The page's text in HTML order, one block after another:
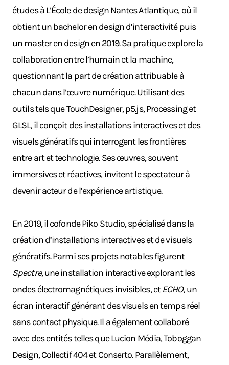
études à L’École de design Nantes Atlantique, où il
obtient un bachelor en design d’interactivité puis
un master en design en 2019. Sa pratique explore la
collaboration entre l’humain et la machine,
questionnant la part de création attribuable à
chacun dans l’œuvre numérique. Utilisant des
outils tels que TouchDesigner, p5.js, Processing et
GLSL, il conçoit des installations interactives et des
visuels génératifs qui interrogent les frontières
entre art et technologie. Ses œuvres, souvent
immersives et réactives, invitent le spectateur à
devenir acteur de l’expérience artistique.
En 2019, il cofonde Piko Studio, spécialisé dans la
création d’installations interactives et de visuels
génératifs. Parmi ses projets notables figurent
Spectre, une installation interactive explorant les
ondes électromagnétiques invisibles, etECHO, un
écran interactif générant des visuels en temps réel
sans contact physique. Il a également collaboré
avec des entités telles que Lucion Média, Toboggan
Design, Collectif 404 et Conserto. Parallèlement,